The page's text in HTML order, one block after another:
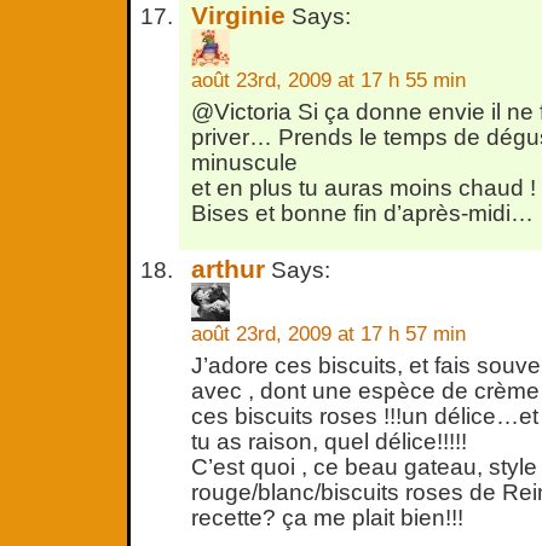
Virginie Says:
août 23rd, 2009 at 17 h 55 min
@Victoria Si ça donne envie il ne
priver… Prends le temps de
minuscule
et en plus tu auras moins chaud !
Bises et bonne fin d’après-midi…
arthur Says:
août 23rd, 2009 at 17 h 57 min
J’adore ces biscuits, et fais
avec , dont une espèce de
ces biscuits roses !!!un
tu as raison, quel délice!!!!!
C’est quoi , ce beau gateau,
rouge/blanc/biscuits roses de
recette? ça me plait bien!!!